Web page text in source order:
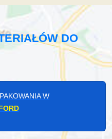
DO
W